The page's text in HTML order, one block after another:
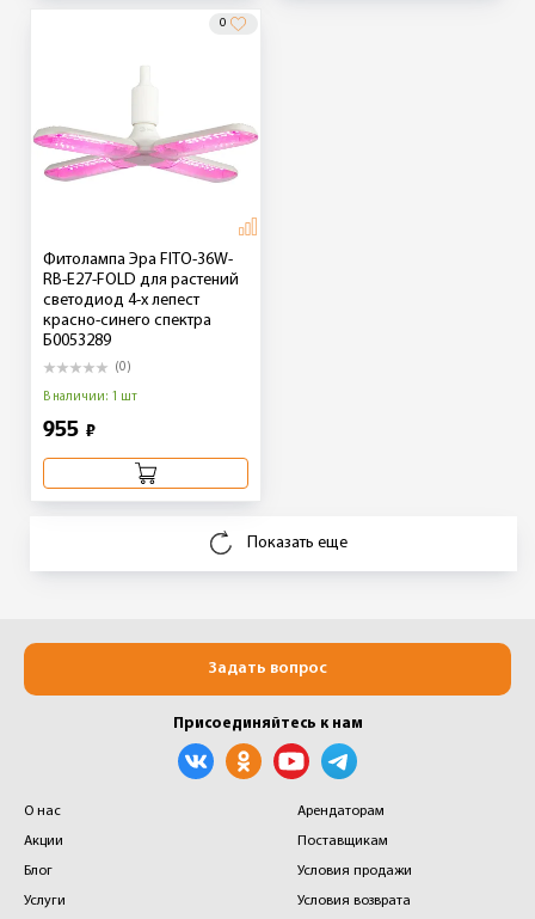
0
Фитолампа Эра FITO-36W-
RB-E27-FOLD для растений
светодиод 4-х лепест
красно-синего спектра
Б0053289
(0)
В наличии: 1 шт
955 ₽
Показать еще
О нас
Акции
Блог
Услуги
Арендаторам
Поставщикам
Условия продажи
Условия возврата
Задать вопрос
Присоединяйтесь к нам